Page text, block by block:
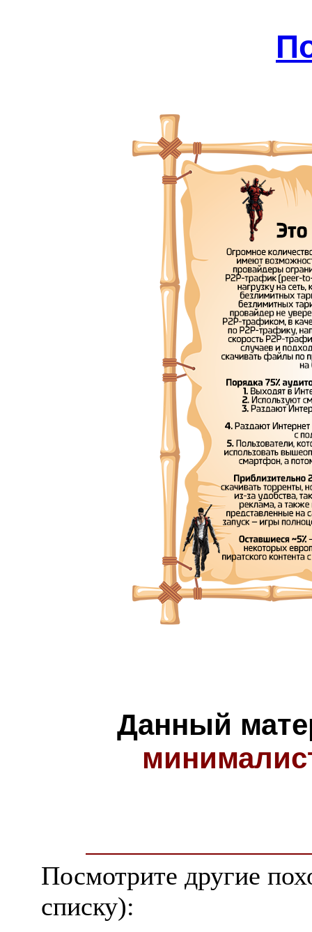
Данный
Посмотрите другие
списку):